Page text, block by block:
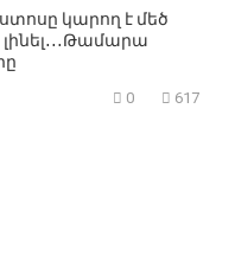
կարող է մեծ
0 617